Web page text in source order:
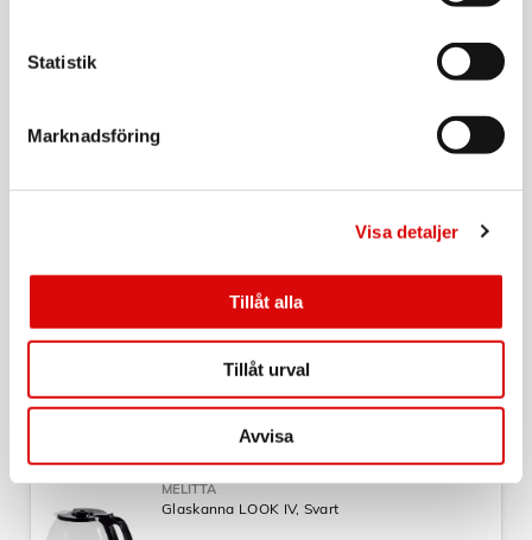
Statistik
Marknadsföring
Visa detaljer
Tillåt alla
Tillåt urval
Avvisa
Kanna Aroma Grande Svart 1,6l
019637
Tillv. art. nr:
MELITTA
Glaskanna LOOK IV, Svart